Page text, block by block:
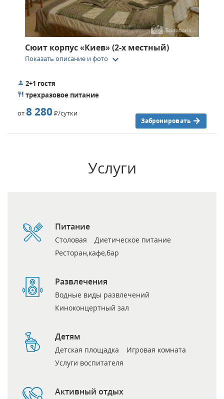
Сюит корпус «Киев» (2-х местный)
Показать описание и фото keyboard_arrow_down
2+1 гостя
трехразовое питание
от8 280Р/сутки
Забронировать
Услуги
Питание
Столовая
Диетическое питание
Ресторан,кафе,бар
Развлечения
Водные виды развлечений
Киноконцертный зал
Детям
Детская площадка
Игровая комната
Услуги воспитателя
Активный отдых